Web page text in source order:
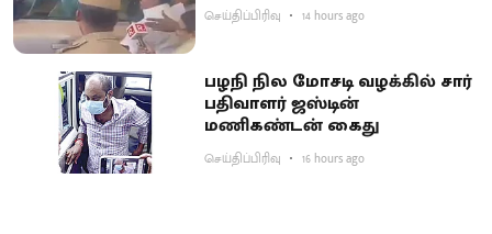
செய்திப்பிரிவு 14 hours ago
பழநி நில மோசடி வழக்கில் சார்
பதிவாளர் ஜஸ்டின்
மணிகண்டன் கைது
செய்திப்பிரிவு 16 hours ago